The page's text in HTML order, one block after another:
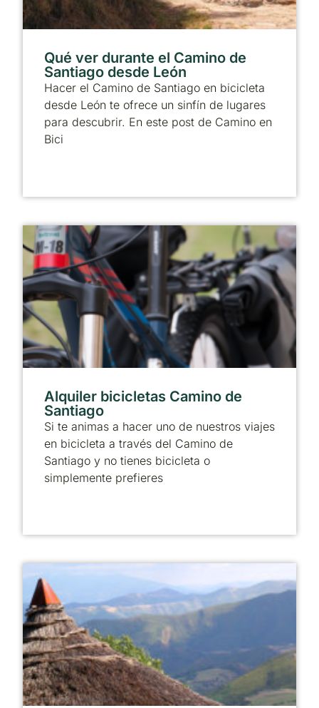
Qué ver durante el Camino de
Santiago desde León
Hacer el Camino de Santiago en bicicleta
desde León te ofrece un sinfín de lugares
para descubrir. En este post de Camino en
Bici
Alquiler bicicletas Camino de
Santiago
Si te animas a hacer uno de nuestros viajes
en bicicleta a través del Camino de
Santiago y no tienes bicicleta o
simplemente prefieres